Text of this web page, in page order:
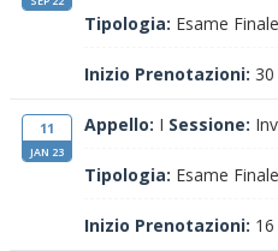
Tipologia: Esame Finale
Inizio Prenotazioni:
11
JAN 23
Appello: I Sessione:
Tipologia: Esame Finale
Inizio Prenotazioni: